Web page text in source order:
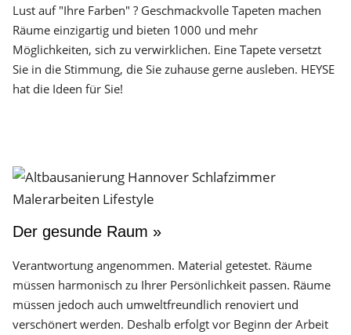
Lust auf "Ihre Farben" ? Geschmackvolle Tapeten machen
Räume einzigartig und bieten 1000 und mehr
Möglichkeiten, sich zu verwirklichen. Eine Tapete versetzt
Sie in die Stimmung, die Sie zuhause gerne ausleben. HEYSE
hat die Ideen für Sie!
Der gesunde Raum »
Verantwortung angenommen. Material getestet. Räume
müssen harmonisch zu Ihrer Persönlichkeit passen. Räume
müssen jedoch auch umweltfreundlich renoviert und
verschönert werden. Deshalb erfolgt vor Beginn der Arbeit